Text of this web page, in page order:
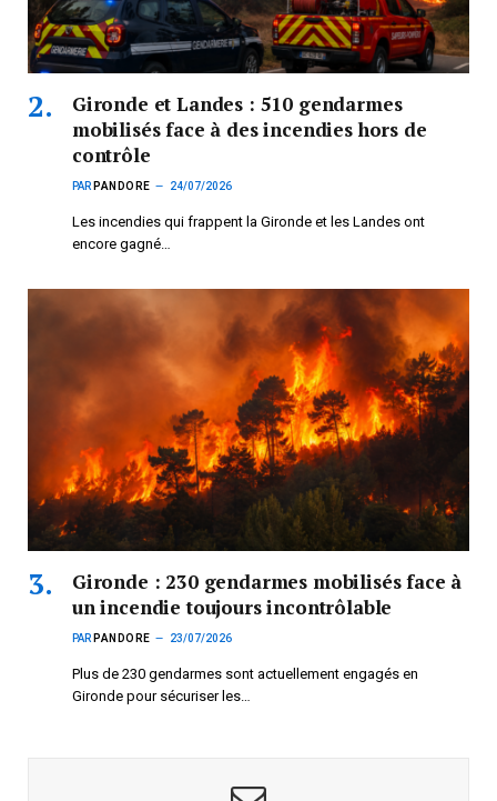
Gironde et Landes : 510 gendarmes
mobilisés face à des incendies hors de
contrôle
PAR PANDORE 24/07/2026
Les incendies qui frappent la Gironde et les Landes ont
encore gagné…
Gironde : 230 gendarmes mobilisés face à
un incendie toujours incontrôlable
PAR PANDORE 23/07/2026
Plus de 230 gendarmes sont actuellement engagés en
Gironde pour sécuriser les…